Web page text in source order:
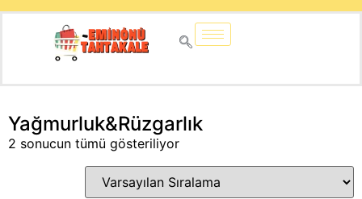
Yağmurluk&Rüzgarlık
2 sonucun tümü gösteriliyor